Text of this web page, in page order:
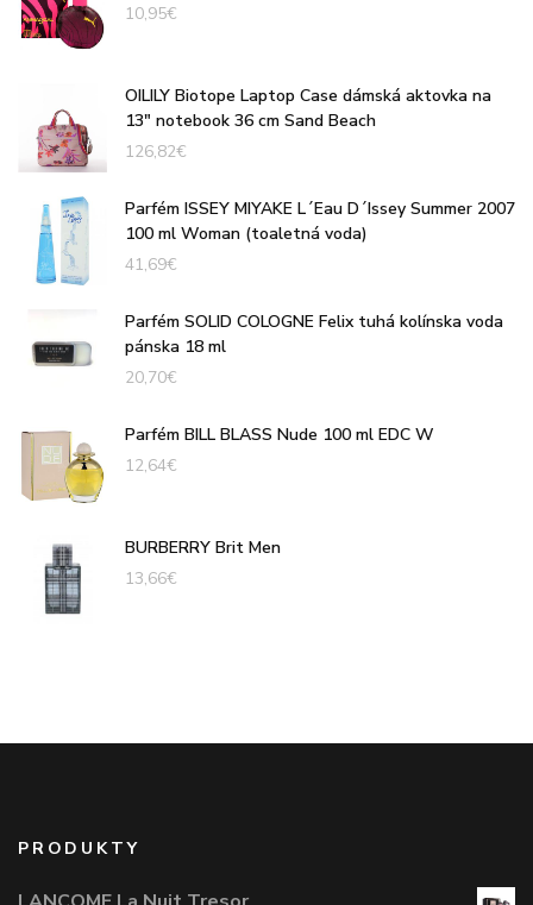
10,95€
OILILY Biotope Laptop Case dámská aktovka na
13" notebook 36 cm Sand Beach
126,82€
Parfém ISSEY MIYAKE L´Eau D´Issey Summer 2007
100 ml Woman (toaletná voda)
41,69€
Parfém SOLID COLOGNE Felix tuhá kolínska voda
pánska 18 ml
20,70€
Parfém BILL BLASS Nude 100 ml EDC W
12,64€
BURBERRY Brit Men
13,66€
PRODUKTY